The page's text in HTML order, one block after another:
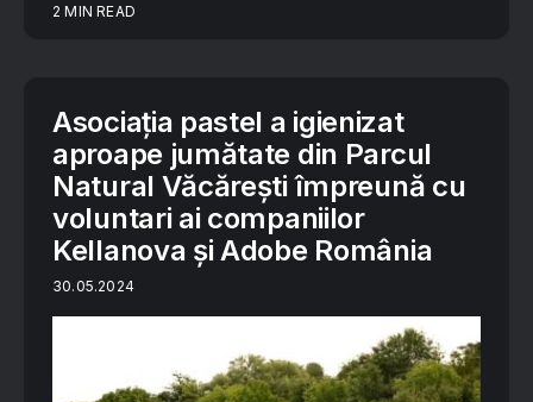
2 MIN READ
Asociația pastel a igienizat
aproape jumătate din Parcul
Natural Văcărești împreună cu
voluntari ai companiilor
Kellanova și Adobe România
30.05.2024